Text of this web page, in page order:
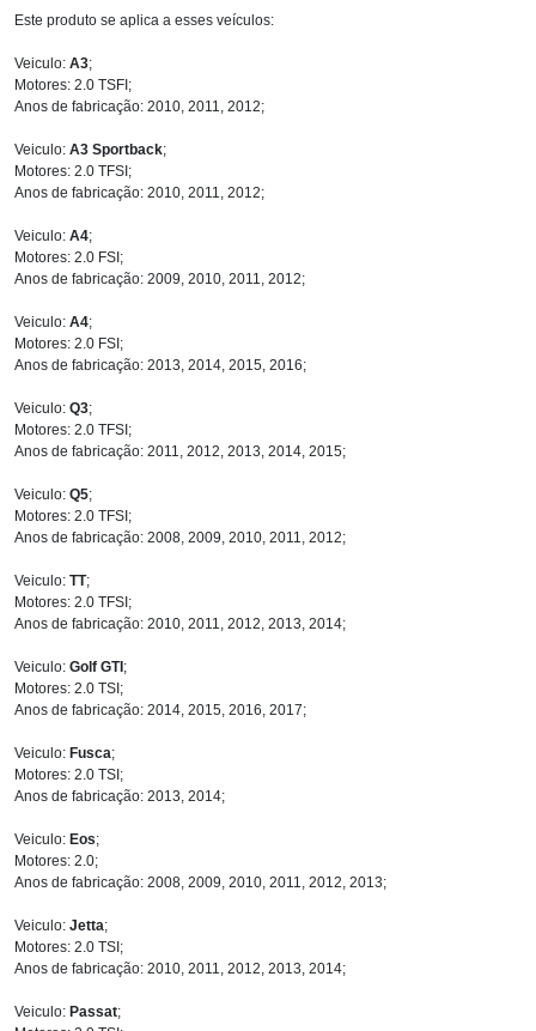
Este produto se aplica a esses veículos:
Veiculo: A3;
Motores: 2.0 TSFI;
Anos de fabricação: 2010, 2011, 2012;
Veiculo: A3 Sportback;
Motores: 2.0 TFSI;
Anos de fabricação: 2010, 2011, 2012;
Veiculo: A4;
Motores: 2.0 FSI;
Anos de fabricação: 2009, 2010, 2011, 2012;
Veiculo: A4;
Motores: 2.0 FSI;
Anos de fabricação: 2013, 2014, 2015, 2016;
Veiculo: Q3;
Motores: 2.0 TFSI;
Anos de fabricação: 2011, 2012, 2013, 2014, 2015;
Veiculo: Q5;
Motores: 2.0 TFSI;
Anos de fabricação: 2008, 2009, 2010, 2011, 2012;
Veiculo: TT;
Motores: 2.0 TFSI;
Anos de fabricação: 2010, 2011, 2012, 2013, 2014;
Veiculo: Golf GTI;
Motores: 2.0 TSI;
Anos de fabricação: 2014, 2015, 2016, 2017;
Veiculo: Fusca;
Motores: 2.0 TSI;
Anos de fabricação: 2013, 2014;
Veiculo: Eos;
Motores: 2.0;
Anos de fabricação: 2008, 2009, 2010, 2011, 2012, 2013;
Veiculo: Jetta;
Motores: 2.0 TSI;
Anos de fabricação: 2010, 2011, 2012, 2013, 2014;
Veiculo: Passat;